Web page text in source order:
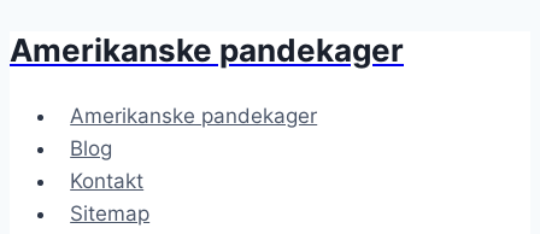
Fortsæt
indhold
Amerikanske pandekager
Amerikanske pandekager
Blog
Kontakt
Sitemap